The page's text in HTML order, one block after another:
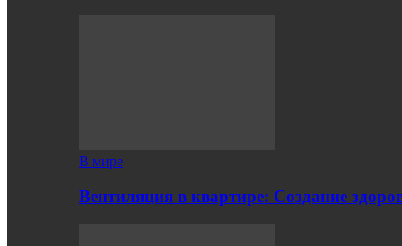
В мире
Вентиляция в квартире: Создание